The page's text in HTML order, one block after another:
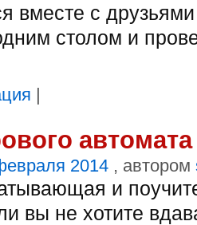
вместе с
столом и
|
2014 , автором
и
вы не хотите